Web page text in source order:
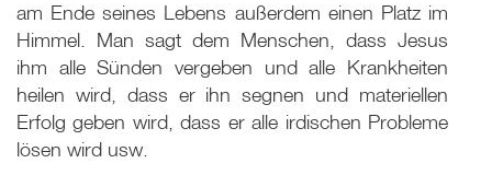
am Ende seines Lebens außerdem einen Platz im
Himmel. Man sagt dem Menschen, dass Jesus
ihm alle Sünden vergeben und alle Krankheiten
heilen wird, dass er ihn segnen und materiellen
Erfolg geben wird, dass er alle irdischen Probleme
lösen wird usw.